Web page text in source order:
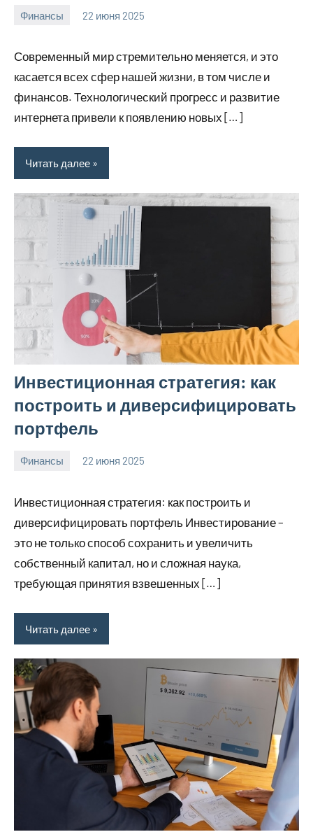
Финансы 22 июня 2025
Современный мир стремительно меняется, и это
касается всех сфер нашей жизни, в том числе и
финансов. Технологический прогресс и развитие
интернета привели к появлению новых […]
Читать далее
Инвестиционная стратегия: как
построить и диверсифицировать
портфель
Финансы 22 июня 2025
Инвестиционная стратегия: как построить и
диверсифицировать портфель Инвестирование –
это не только способ сохранить и увеличить
собственный капитал, но и сложная наука,
требующая принятия взвешенных […]
Читать далее